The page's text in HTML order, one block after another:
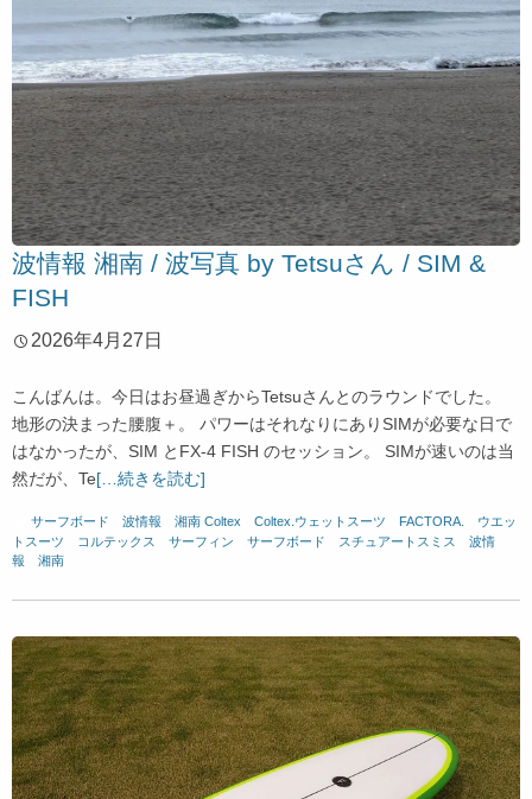
波情報 湘南 / 波写真 by Tetsuさん / SIM &
FISH
2026年4月27日
こんばんは。今日はお昼過ぎからTetsuさんとのラウンドでした。
地形の決まった腰腹＋。 パワーはそれなりにありSIMが必要な日で
はなかったが、SIM とFX-4 FISH のセッション。 SIMが速いのは当
然だが、Te[…続きを読む]
サーフボード 波情報 湘南 Coltex Coltex.ウェットスーツ FACTORA.
ウエッ
トスーツ
コルテックス サーフィン サーフボード スチュアートスミス
波情
報 湘南